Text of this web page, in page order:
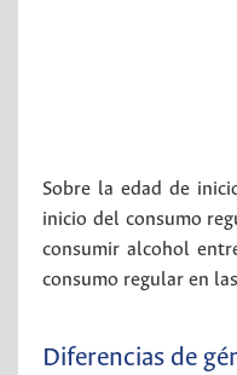
Sobre la edad de
inicio del consumo
consumir alcohol
consumo regular en
Diferencias de